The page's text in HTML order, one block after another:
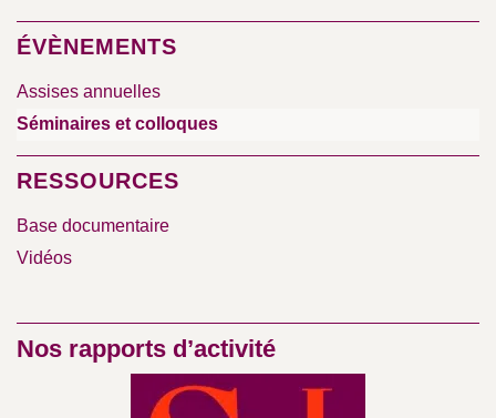
ÉVÈNEMENTS
Assises annuelles
Séminaires et colloques
RESSOURCES
Base documentaire
Vidéos
Nos rapports d’activité